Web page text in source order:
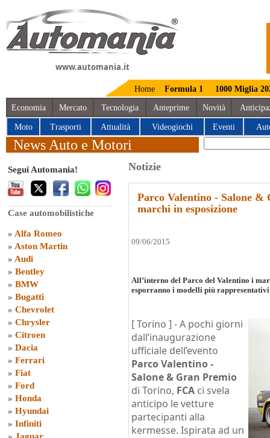
www.automania.it
Home Formula 1 1000 Miglia
Economia Mercato Tecnologia Anteprime Novità
Moto Trasporti Attualità Videogiochi Eventi
News Auto e Motori
Segui Automania!
Case automobilistiche
» Alfa Romeo
» Aston Martin
» Audi
» Bentley
» BMW
» Bugatti
» Chevrolet
» Chrysler
» Citroen
» Dacia
» Ferrari
» Fiat
» Ford
» Honda
» Hyundai
» Infiniti
Notizie
Parco Valentino - Salone
marchi in esposizione
09/06/2015
All’interno del Parco del Valentino i
esporranno i modelli più rappresentativi
[ Torino ] -A pochi giorni
dall’inaugurazione
ufficiale dell’evento
Parco Valentino -
Salone & Gran Premio
di Torino, FCA ci svela
anticipo le vetture
partecipanti alla
kermesse. Ispirata ad un